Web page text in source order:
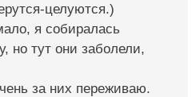
целуются.)
я собиралась
но тут они заболели,
за них переживаю.